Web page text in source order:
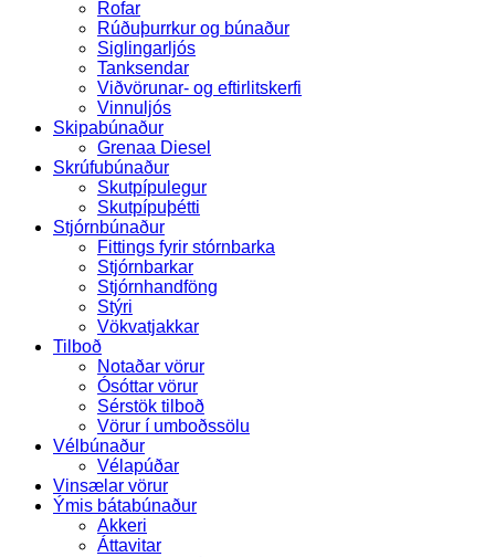
Rofar
Rúðuþurrkur og búnaður
Siglingarljós
Tanksendar
Viðvörunar- og eftirlitskerfi
Vinnuljós
Skipabúnaður
Grenaa Diesel
Skrúfubúnaður
Skutpípulegur
Skutpípuþétti
Stjórnbúnaður
Fittings fyrir stórnbarka
Stjórnbarkar
Stjórnhandföng
Stýri
Vökvatjakkar
Tilboð
Notaðar vörur
Ósóttar vörur
Sérstök tilboð
Vörur í umboðssölu
Vélbúnaður
Vélapúðar
Vinsælar vörur
Ýmis bátabúnaður
Akkeri
Áttavitar